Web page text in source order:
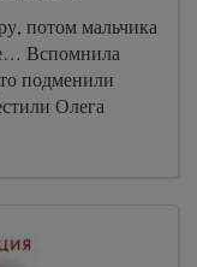
потом мальчика
Вспомнила
подменили
Олега